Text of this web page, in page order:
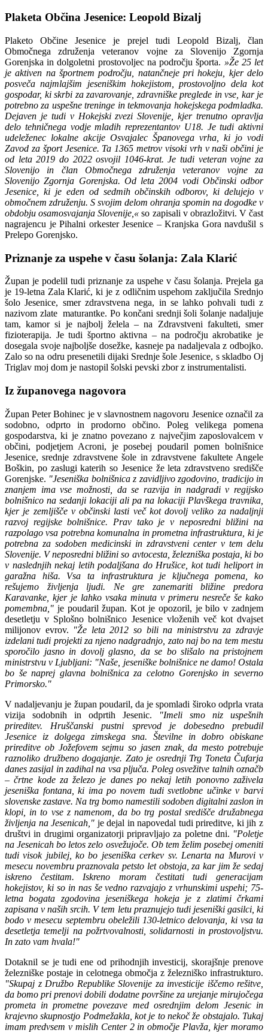
Plaketa Občina Jesenice: Leopold Bizalj
Plaketo Občine Jesenice je prejel tudi Leopold Bizalj, član
Območnega združenja veteranov vojne za Slovenijo Zgornja
Gorenjska in dolgoletni prostovoljec na področju športa. »Že 25 let
je aktiven na športnem področju, natančneje pri hokeju, kjer delo
posveča najmlajšim jeseniškim hokejistom, prostovoljno dela kot
gospodar, ki skrbi za zavarovanje, zdravniške preglede in vse, kar je
potrebno za uspešne treninge in tekmovanja hokejskega podmladka.
Dejaven je tudi v Hokejski zvezi Slovenije, kjer trenutno opravlja
delo tehničnega vodje mladih reprezentantov U18. Je tudi aktivni
udeleženec lokalne akcije Osvajalec Španovega vrha, ki jo vodi
Zavod za šport Jesenice. Ta 1365 metrov visoki vrh v naši občini je
od leta 2019 do 2022 osvojil 1046-krat. Je tudi veteran vojne za
Slovenijo in član Območnega združenja veteranov vojne za
Slovenijo Zgornja Gorenjska. Od leta 2004 vodi Občinski odbor
Jesenice, ki je eden od sedmih občinskih odborov, ki delujejo v
območnem združenju. S svojim delom ohranja spomin na dogodke v
obdobju osamosvajanja Slovenije,« so zapisali v obrazložitvi. V čast
nagrajencu je Pihalni orkester Jesenice – Kranjska Gora navdušil s
Prelepo Gorenjsko.
Priznanje za uspehe v času šolanja: Zala Klarić
Župan je podelil tudi priznanje za uspehe v času šolanja. Prejela ga
je 19-letna Zala Klarić, ki je z odličnim uspehom zaključila Srednjo
šolo Jesenice, smer zdravstvena nega, in se lahko pohvali tudi z
nazivom zlate maturantke. Po končani srednji šoli šolanje nadaljuje
tam, kamor si je najbolj želela – na Zdravstveni fakulteti, smer
fizioterapija. Je tudi športno aktivna – na področju akrobatike je
dosegala svoje najboljše dosežke, kasneje pa nadaljevala z odbojko.
Zalo so na odru presenetili dijaki Srednje šole Jesenice, s skladbo Oj
Triglav moj dom je nastopil šolski pevski zbor z instrumentalisti.
Iz županovega nagovora
Župan Peter Bohinec je v slavnostnem nagovoru Jesenice označil za
sodobno, odprto in prodorno občino. Poleg velikega pomena
gospodarstva, ki je znatno povezano z največjim zaposlovalcem v
občini, podjetjem Acroni, je posebej poudaril pomen bolnišnice
Jesenice, srednje zdravstvene šole in zdravstvene fakultete Angele
Boškin, po zaslugi katerih so Jesenice že leta zdravstveno središče
Gorenjske. "Jeseniška bolnišnica z zavidljivo zgodovino, tradicijo in
znanjem ima vse možnosti, da se razvija in nadgradi v regijsko
bolnišnico na sedanji lokaciji ali pa na lokaciji Plavškega travnika,
kjer je zemljišče v občinski lasti več kot dovolj veliko za nadaljnji
razvoj regijske bolnišnice. Prav tako je v neposredni bližini na
razpolago vsa potrebna komunalna in prometna infrastruktura, ki je
potrebna za sodoben medicinski in zdravstveni center v tem delu
Slovenije. V neposredni bližini so avtocesta, železniška postaja, ki bo
v naslednjih nekaj letih podaljšana do Hrušice, kot tudi heliport in
garažna hiša. Vsa ta infrastruktura je ključnega pomena, ko
rešujemo življenja ljudi. Ne gre zanemariti bližine predora
Karavanke, kjer je lahko vsaka minuta v primeru nesreče še kako
pomembna," je poudaril župan. Kot je opozoril, je bilo v zadnjem
desetletju v Splošno bolnišnico Jesenice vloženih več kot dvajset
milijonov evrov. "Že leta 2012 so bili na ministrstvu za zdravje
izdelani tudi projekti za njeno nadgradnjo, zato naj bo na tem mestu
sporočilo jasno in dovolj glasno, da se bo slišalo na pristojnem
ministrstvu v Ljubljani: "Naše, jeseniške bolnišnice ne damo! Ostala
bo še naprej glavna bolnišnica za celotno Gorenjsko in severno
Primorsko."
V nadaljevanju je župan poudaril, da je spomladi široko odprla vrata
vizija sodobnih in odprtih Jesenic.
"Imeli smo niz uspešnih
prireditev. Hruščanski pustni sprevod je dobesedno prebudil
Jesenice iz dolgega zimskega sna. Številne in dobro obiskane
prireditve ob Jožefovem sejmu so jasen znak, da mesto potrebuje
raznoliko družbeno dogajanje. Zato je osrednji Trg Toneta Čufarja
danes zasijal in zadihal na vsa pljuča. Poleg osvežitve talnih označb
– črtne kode za železo je danes po nekaj letih ponovno zaživela
jeseniška fontana, ki ima po novem tudi svetlobne učinke v barvi
slovenske zastave. Na trg bomo namestili sodoben digitalni zaslon in
klopi, in to vse z namenom, da bo trg postal središče družabnega
življenja na Jesenicah," je dejal in napovedal tudi prireditve, ki jih z
društvi in drugimi organizatorji pripravljajo za poletne dni. "Poletje
na Jesenicah bo letos zelo osvežujoče. Ob tem želim posebej omeniti
tudi visok jubilej, ko bo jeseniška cerkev sv. Lenarta na Murovi v
mesecu novembru praznovala petsto let obstoja, za kar jim že sedaj
iskreno čestitam. Iskreno moram čestitati tudi generacijam
hokejistov, ki so in nas še vedno razvajajo z vrhunskimi uspehi; 75-
letna bogata zgodovina jeseniškega hokeja je z zlatimi črkami
zapisana v naših srcih. V tem letu praznujejo tudi jeseniški gasilci, ki
bodo v mesecu septembru obeležili 130-letnico delovanja, ki vsa ta
desetletja temelji na požrtvovalnosti, solidarnosti in prostovoljstvu.
In zato vam hvala!"
Dotaknil se je tudi ene od prihodnjih investicij, skorajšnje prenove
železniške postaje in celotnega območja z železniško infrastrukturo.
"Skupaj z Družbo Republike Slovenije za investicije iščemo rešitve,
da bomo pri prenovi dobili dodatne površine za urejanje mirujočega
prometa in prometne povezave med osrednjim delom Jesenic in
krajevno skupnostjo Podmežakla, kot je to nekoč že obstajalo. Tukaj
imam predvsem v mislih Center 2 in območje Plavža, kjer moramo